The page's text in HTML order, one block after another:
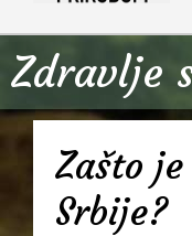
Zdravlje
Zašto
Srbije?